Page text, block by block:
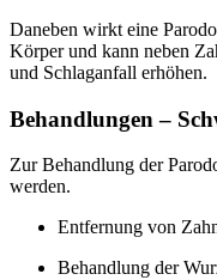
Daneben wirkt eine
Körper und kann neben
und Schlaganfall erhöhen.
Behandlungen –
Zur Behandlung der
werden.
Entfernung von
Behandlung der